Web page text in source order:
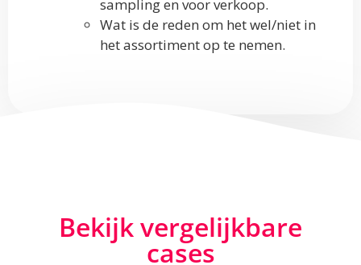
sampling en voor verkoop.
Wat is de reden om het wel/niet in
het assortiment op te nemen.
Bekijk vergelijkbare
cases